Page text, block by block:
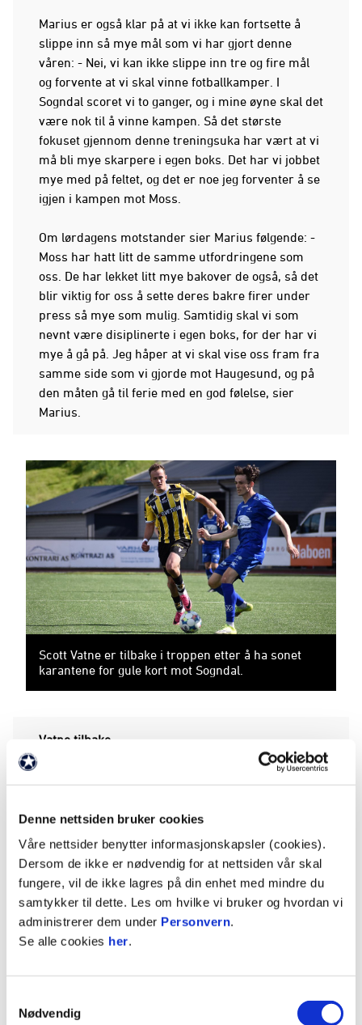
Denne nettsiden bruker cookies
Våre nettsider benytter informasjonskapsler (cookies).
Dersom de ikke er nødvendig for at nettsiden vår skal
fungere, vil de ikke lagres på din enhet med mindre du
samtykker til dette. Les om hvilke vi bruker og hvordan vi
administrerer dem under Personvern.
Se alle cookies her.
Nødvendig
Marius er også klar på at vi ikke kan fortsette å
slippe inn så mye mål som vi har gjort denne
våren: - Nei, vi kan ikke slippe inn tre og fire mål
og forvente at vi skal vinne fotballkamper. I
Sogndal scoret vi to ganger, og i mine øyne skal det
være nok til å vinne kampen. Så det største
fokuset gjennom denne treningsuka har vært at vi
må bli mye skarpere i egen boks. Det har vi jobbet
mye med på feltet, og det er noe jeg forventer å se
igjen i kampen mot Moss.
Om lørdagens motstander sier Marius følgende: -
Moss har hatt litt de samme utfordringene som
oss. De har lekket litt mye bakover de også, så det
blir viktig for oss å sette deres bakre firer under
press så mye som mulig. Samtidig skal vi som
nevnt være disiplinerte i egen boks, for der har vi
mye å gå på. Jeg håper at vi skal vise oss fram fra
samme side som vi gjorde mot Haugesund, og på
den måten gå til ferie med en god følelse, sier
Marius.
Scott Vatne er tilbake i troppen etter å ha sonet
karantene for gule kort mot Sogndal.
Vatne tilbake
Haugesund. Scott sier at det var kjedelig å måtte
stå over kampen der oppe: - Jeg skulle jo ønsket at
jeg kunne vært der og forhåpentligvis hjulpet oss
til et bedre resultat. Å se kampen hjemme på TV
er ikke noe særlig egentlig. Men slik ble det, så får
jeg heller ta det litt med ro med de gule kortene
framover, smiler han.
Det gule kortet mot Haugesund var kanskje
duellene og gikk foran i krigen da vi sjokkerte